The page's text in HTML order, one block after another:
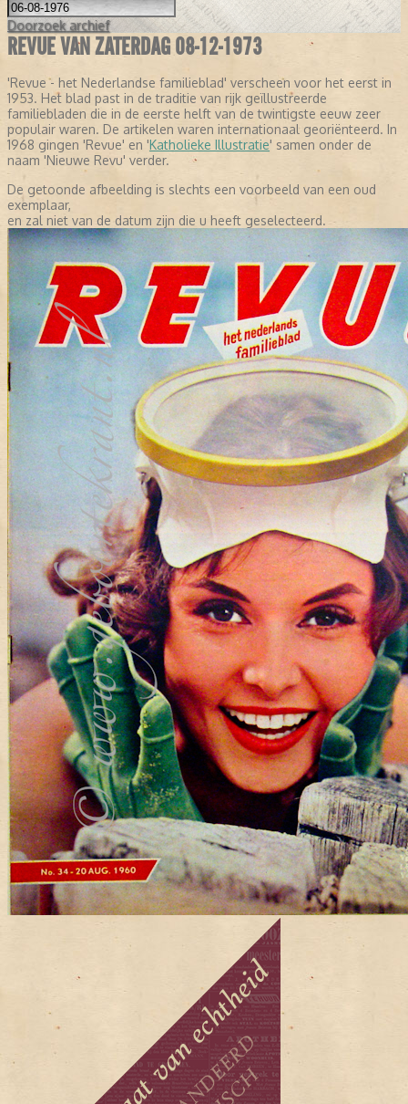
Doorzoek archief
REVUE VAN ZATERDAG 08-12-1973
'Revue - het Nederlandse familieblad' verscheen voor het eerst in
1953. Het blad past in de traditie van rijk geïllustreerde
familiebladen die in de eerste helft van de twintigste eeuw zeer
populair waren. De artikelen waren internationaal georiënteerd. In
1968 gingen 'Revue' en 'Katholieke Illustratie' samen onder de
naam 'Nieuwe Revu' verder.
De getoonde afbeelding is slechts een voorbeeld van een oud
exemplaar,
en zal niet van de datum zijn die u heeft geselecteerd.